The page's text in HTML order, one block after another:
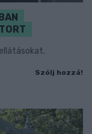
Szólj hozzá!